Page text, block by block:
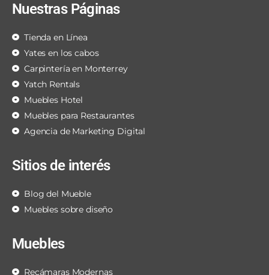
Nuestras Páginas
Tienda en Línea
Yates en los cabos
Carpintería en Monterrey
Yatch Rentals
Muebles Hotel
Muebles para Restaurantes
Agencia de Marketing Digital
Sitios de interés
Blog del Mueble
Muebles sobre diseño
Muebles
Recámaras Modernas